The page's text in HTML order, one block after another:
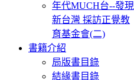
年代MUCH台--發現
新台灣 採訪正覺教
育基金會(二)
書籍介紹
局版書目錄
結緣書目錄